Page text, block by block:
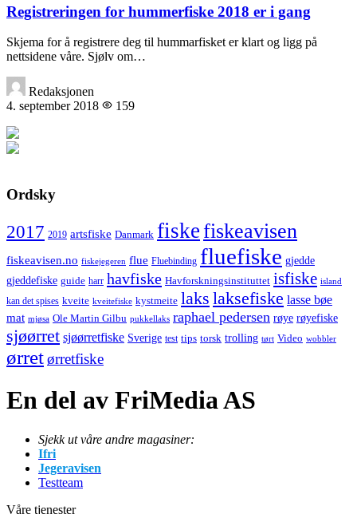
Registreringen for hummerfiske 2018 er i gang
Skjema for å registrere deg til hummarfisket er klart og ligg på
nettsidene våre. Sjølv om…
Redaksjonen
4. september 2018
159
Ordsky
2017 2019 artsfiske Danmark fiskefiskeavisen
fiskeavisen.no fiskejegeren flue Fluebinding fluefiske gjedde
gjeddefiske guide harr havfiske Havforskningsinstituttet isfiske island
kan det spises kveite kveitefiske kystmeite laks laksefiske lasse bøe
mat mjøsa Ole Martin Gilbu pukkellaks raphael pedersen røye røyefiske
sjøørret sjøørretfiske Sverige test tips torsk trolling tørt Video wobbler
ørretørretfiske
En del av FriMedia AS
Sjekk ut våre andre magasiner:
Ifri
Jegeravisen
Testteam
Våre tjenester